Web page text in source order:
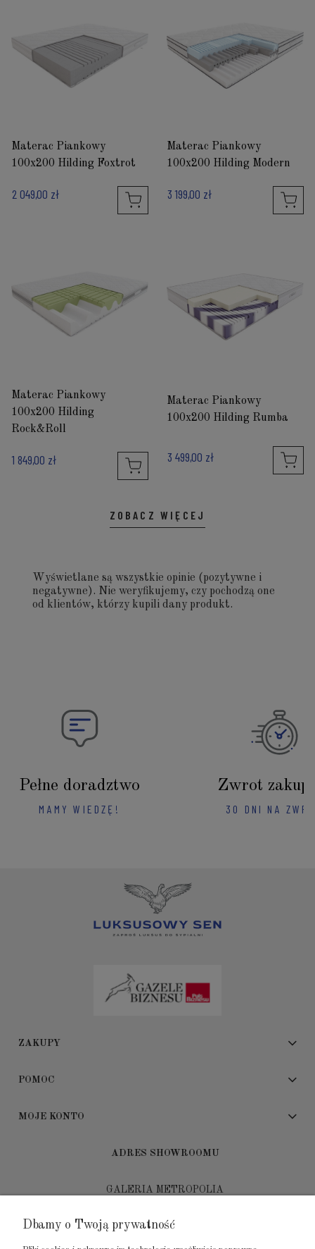
Materac Piankowy
100x200 Hilding Foxtrot
2 049,00 zł
Materac Piankowy
100x200 Hilding Modern
3 199,00 zł
Materac Piankowy
100x200 Hilding
Rock&Roll
1 849,00 zł
Materac Piankowy
100x200 Hilding Rumba
3 499,00 zł
ZOBACZ WIĘCEJ
Wyświetlane są wszystkie opinie (pozytywne i
negatywne). Nie weryfikujemy, czy pochodzą one
od klientów, którzy kupili dany produkt.
Pełne doradztwo
MAMY WIEDZĘ!
Zwrot
30 DNI NA
ZAKUPY
POMOC
MOJE KONTO
ADRES SHOWROOMU
GALERIA METROPOLIA
80-452 Gdańsk
Dbamy o Twoją prywatność